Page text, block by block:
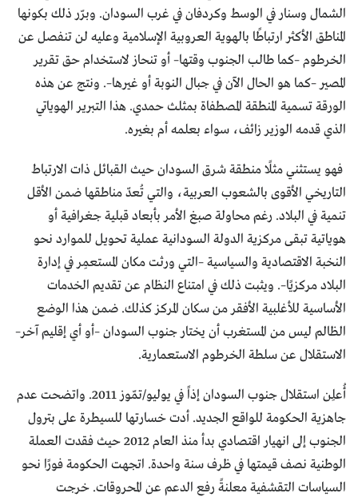
الشمال وسنار في الوسط وكردفان في غرب السودان. وبرّر ذلك بكونها
المناطق الأكثر ارتباطًا بالهوية العروبية الإسلامية وعليه لن تنفصل عن
الخرطوم –كما طالب الجنوب وقتها– أو تنحاز لاستخدام حق تقرير
المصير –كما هو الحال الآن في جبال النوبة أو غيرها–. ونتج عن هذه
الورقة تسمية المنطقة المصطفاة بمثلث حمدي. هذا التبرير الهوياتي
الذي قدمه الوزير زائف، سواء بعلمه أم بغيره.
فهو يستثني مثلًا منطقة شرق السودان حيث القبائل ذات الارتباط
التاريخي الأقوى بالشعوب العربية، والتي تُعدّ مناطقها ضمن الأقل
تنمية في البلاد. رغم محاولة صبغ الأمر بأبعاد قبلية جغرافية أو
هوياتية تبقى مركزية الدولة السودانية عملية تحويل للموارد نحو
النخبة الاقتصادية والسياسية –التي ورثت مكان المستعمِر في إدارة
البلاد مركزيًا–. ويثبت ذلك في امتناع النظام عن تقديم الخدمات
الأساسية للأغلبية الأفقر من سكان المركز كذلك. ضمن هذا الوضع
الظالم ليس من المستغرب أن يختار جنوب السودان –أو أي إقليم آخر–
الاستقلال عن سلطة الخرطوم الاستعمارية.
أُعلِن استقلال جنوب السودان إذاً في يوليو/تمّوز 2011. واتضحت عدم
جاهزية الحكومة للواقع الجديد. أدت خسارتها للسيطرة على بترول
الجنوب إلى انهيار اقتصادي بدأ منذ العام 2012 حيث فقدت العملة
الوطنية نصف قيمتها في ظرف سنة واحدة. اتجهت الحكومة فورًا نحو
السياسات التقشفية معلنةً رفع الدعم عن المحروقات. خرجت